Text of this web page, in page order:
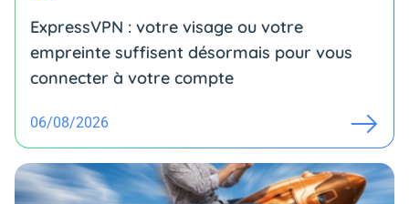
ExpressVPN : votre visage ou votre
empreinte suffisent désormais pour vous
connecter à votre compte
06/08/2026